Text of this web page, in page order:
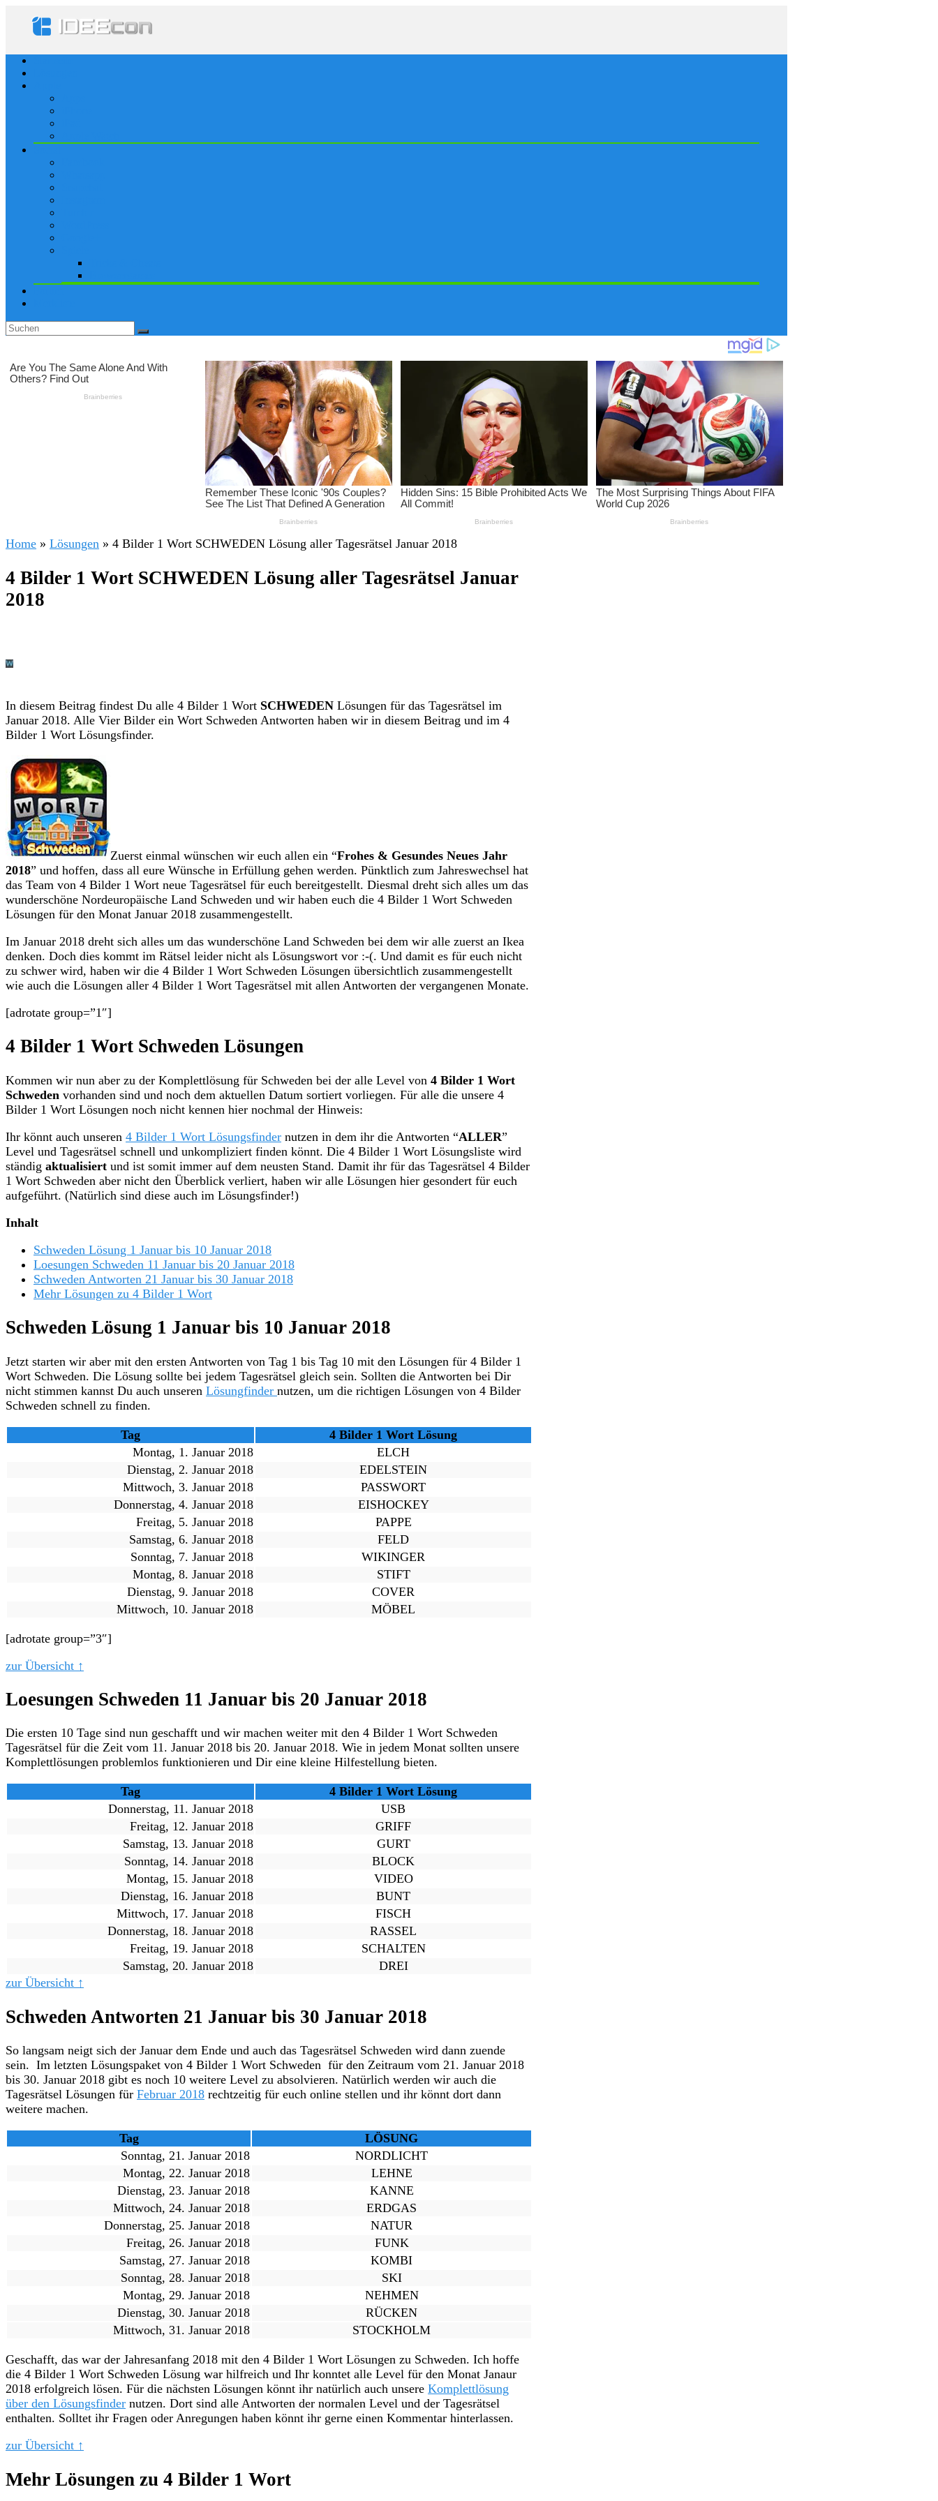
Home » Lösungen » 4 Bilder 1 Wort SCHWEDEN Lösung aller Tagesrätsel Januar 2018
4 Bilder 1 Wort SCHWEDEN Lösung aller Tagesrätsel Januar
2018
In diesem Beitrag findest Du alle 4 Bilder 1 Wort SCHWEDEN Lösungen für das Tagesrätsel im
Januar 2018. Alle Vier Bilder ein Wort Schweden Antworten haben wir in diesem Beitrag und im 4
Bilder 1 Wort Lösungsfinder.
Zuerst einmal wünschen wir euch allen ein “Frohes & Gesundes Neues Jahr
2018” und hoffen, dass all eure Wünsche in Erfüllung gehen werden. Pünktlich zum Jahreswechsel hat
das Team von 4 Bilder 1 Wort neue Tagesrätsel für euch bereitgestellt. Diesmal dreht sich alles um das
wunderschöne Nordeuropäische Land Schweden und wir haben euch die 4 Bilder 1 Wort Schweden
Lösungen für den Monat Januar 2018 zusammengestellt.
Im Januar 2018 dreht sich alles um das wunderschöne Land Schweden bei dem wir alle zuerst an Ikea
denken. Doch dies kommt im Rätsel leider nicht als Lösungswort vor :-(. Und damit es für euch nicht
zu schwer wird, haben wir die 4 Bilder 1 Wort Schweden Lösungen übersichtlich zusammengestellt
wie auch die Lösungen aller 4 Bilder 1 Wort Tagesrätsel mit allen Antworten der vergangenen Monate.
[adrotate group=”1″]
4 Bilder 1 Wort Schweden Lösungen
Kommen wir nun aber zu der Komplettlösung für Schweden bei der alle Level von 4 Bilder 1 Wort
Schweden vorhanden sind und noch dem aktuellen Datum sortiert vorliegen. Für alle die unsere 4
Bilder 1 Wort Lösungen noch nicht kennen hier nochmal der Hinweis:
Ihr könnt auch unseren 4 Bilder 1 Wort Lösungsfinder nutzen in dem ihr die Antworten “ALLER”
Level und Tagesrätsel schnell und unkompliziert finden könnt. Die 4 Bilder 1 Wort Lösungsliste wird
ständig aktualisiert und ist somit immer auf dem neusten Stand. Damit ihr für das Tagesrätsel 4 Bilder
1 Wort Schweden aber nicht den Überblick verliert, haben wir alle Lösungen hier gesondert für euch
aufgeführt. (Natürlich sind diese auch im Lösungsfinder!)
Inhalt
Schweden Lösung 1 Januar bis 10 Januar 2018
Loesungen Schweden 11 Januar bis 20 Januar 2018
Schweden Antworten 21 Januar bis 30 Januar 2018
Mehr Lösungen zu 4 Bilder 1 Wort
Schweden Lösung 1 Januar bis 10 Januar 2018
Jetzt starten wir aber mit den ersten Antworten von Tag 1 bis Tag 10 mit den Lösungen für 4 Bilder 1
Wort Schweden. Die Lösung sollte bei jedem Tagesrätsel gleich sein. Sollten die Antworten bei Dir
nicht stimmen kannst Du auch unseren Lösungfinder nutzen, um die richtigen Lösungen von 4 Bilder
Schweden schnell zu finden.
Tag
4 Bilder 1 Wort Lösung
Montag, 1. Januar 2018
ELCH
Dienstag, 2. Januar 2018
EDELSTEIN
Mittwoch, 3. Januar 2018
PASSWORT
Donnerstag, 4. Januar 2018
EISHOCKEY
Freitag, 5. Januar 2018
PAPPE
Samstag, 6. Januar 2018
FELD
Sonntag, 7. Januar 2018
WIKINGER
Montag, 8. Januar 2018
STIFT
Dienstag, 9. Januar 2018
COVER
Mittwoch, 10. Januar 2018
MÖBEL
[adrotate group=”3″]
zur Übersicht ↑
Loesungen Schweden 11 Januar bis 20 Januar 2018
Die ersten 10 Tage sind nun geschafft und wir machen weiter mit den 4 Bilder 1 Wort Schweden
Tagesrätsel für die Zeit vom 11. Januar 2018 bis 20. Januar 2018. Wie in jedem Monat sollten unsere
Komplettlösungen problemlos funktionieren und Dir eine kleine Hilfestellung bieten.
Tag
4 Bilder 1 Wort Lösung
Donnerstag, 11. Januar 2018
USB
Freitag, 12. Januar 2018
GRIFF
Samstag, 13. Januar 2018
GURT
Sonntag, 14. Januar 2018
BLOCK
Montag, 15. Januar 2018
VIDEO
Dienstag, 16. Januar 2018
BUNT
Mittwoch, 17. Januar 2018
FISCH
Donnerstag, 18. Januar 2018
RASSEL
Freitag, 19. Januar 2018
SCHALTEN
Samstag, 20. Januar 2018
DREI
zur Übersicht ↑
Schweden Antworten 21 Januar bis 30 Januar 2018
So langsam neigt sich der Januar dem Ende und auch das Tagesrätsel Schweden wird dann zuende
sein. Im letzten Lösungspaket von 4 Bilder 1 Wort Schweden für den Zeitraum vom 21. Januar 2018
bis 30. Januar 2018 gibt es noch 10 weitere Level zu absolvieren. Natürlich werden wir auch die
Tagesrätsel Lösungen für Februar 2018 rechtzeitig für euch online stellen und ihr könnt dort dann
weitere machen.
Tag
LÖSUNG
Sonntag, 21. Januar 2018
NORDLICHT
Montag, 22. Januar 2018
LEHNE
Dienstag, 23. Januar 2018
KANNE
Mittwoch, 24. Januar 2018
ERDGAS
Donnerstag, 25. Januar 2018
NATUR
Freitag, 26. Januar 2018
FUNK
Samstag, 27. Januar 2018
KOMBI
Sonntag, 28. Januar 2018
SKI
Montag, 29. Januar 2018
NEHMEN
Dienstag, 30. Januar 2018
RÜCKEN
Mittwoch, 31. Januar 2018
STOCKHOLM
Geschafft, das war der Jahresanfang 2018 mit den 4 Bilder 1 Wort Lösungen zu Schweden. Ich hoffe
die 4 Bilder 1 Wort Schweden Lösung war hilfreich und Ihr konntet alle Level für den Monat Janaur
2018 erfolgreich lösen. Für die nächsten Lösungen könnt ihr natürlich auch unsere Komplettlösung
über den Lösungsfinder nutzen. Dort sind alle Antworten der normalen Level und der Tagesrätsel
enthalten. Solltet ihr Fragen oder Anregungen haben könnt ihr gerne einen Kommentar hinterlassen.
zur Übersicht ↑
Mehr Lösungen zu 4 Bilder 1 Wort